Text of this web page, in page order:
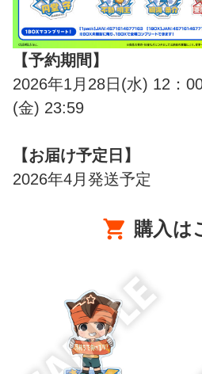
【予約期間】
2026年1月28日(水) 12：
(金) 23:59
【お届け予定日】
2026年4月発送予定
購入は